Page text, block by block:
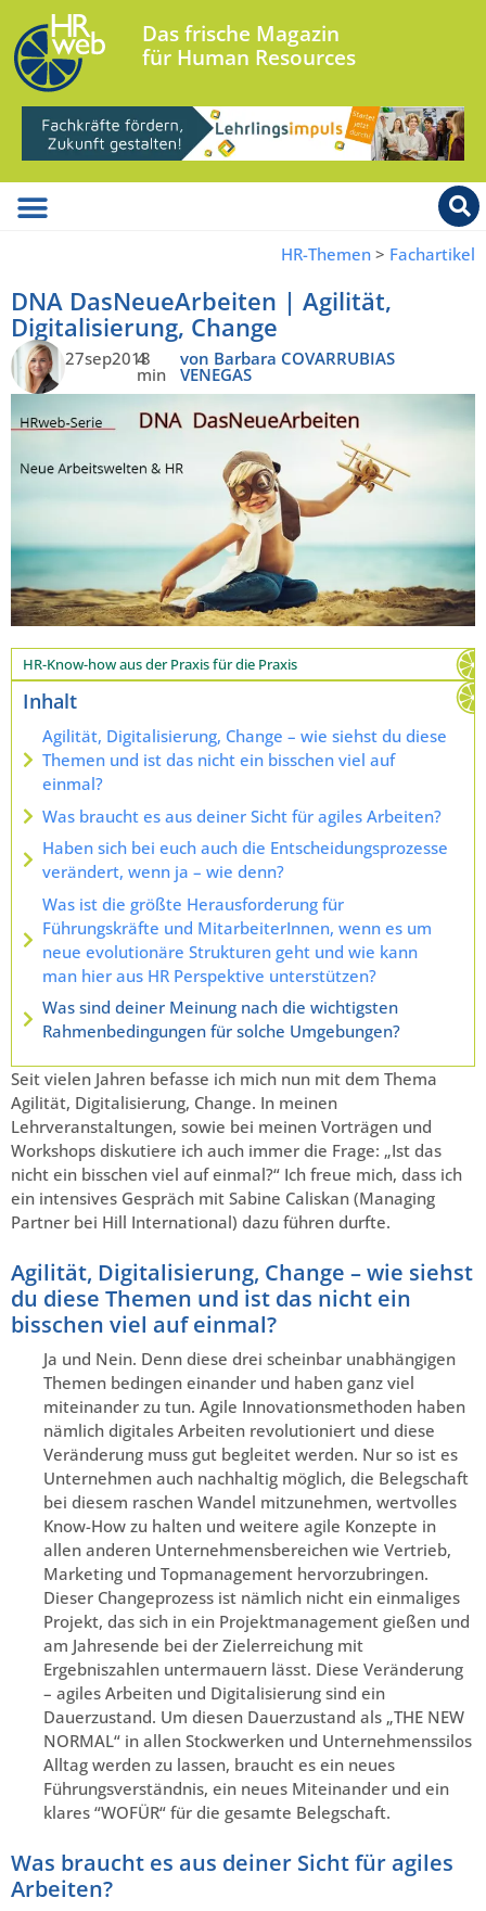
Das frische Magazin
für Human Resources
HR-Themen > Fachartikel
DNA DasNeueArbeiten | Agilität,
Digitalisierung, Change
27sep2018
4
min
von Barbara COVARRUBIAS
VENEGAS
HR-Know-how aus der Praxis für die Praxis
Inhalt
Agilität, Digitalisierung, Change – wie siehst du diese
Themen und ist das nicht ein bisschen viel auf
einmal?
Was braucht es aus deiner Sicht für agiles Arbeiten?
Haben sich bei euch auch die Entscheidungsprozesse
verändert, wenn ja – wie denn?
Was ist die größte Herausforderung für
Führungskräfte und MitarbeiterInnen, wenn es um
neue evolutionäre Strukturen geht und wie kann
man hier aus HR Perspektive unterstützen?
Was sind deiner Meinung nach die wichtigsten
Rahmenbedingungen für solche Umgebungen?
Seit vielen Jahren befasse ich mich nun mit dem Thema
Agilität, Digitalisierung, Change. In meinen
Lehrveranstaltungen, sowie bei meinen Vorträgen und
Workshops diskutiere ich auch immer die Frage: „Ist das
nicht ein bisschen viel auf einmal?“ Ich freue mich, dass ich
ein intensives Gespräch mit Sabine Caliskan (Managing
Partner bei Hill International) dazu führen durfte.
Agilität, Digitalisierung, Change – wie siehst
du diese Themen und ist das nicht ein
bisschen viel auf einmal?
Ja und Nein. Denn diese drei scheinbar unabhängigen
Themen bedingen einander und haben ganz viel
miteinander zu tun. Agile Innovationsmethoden haben
nämlich digitales Arbeiten revolutioniert und diese
Veränderung muss gut begleitet werden. Nur so ist es
Unternehmen auch nachhaltig möglich, die Belegschaft
bei diesem raschen Wandel mitzunehmen, wertvolles
Know-How zu halten und weitere agile Konzepte in
allen anderen Unternehmensbereichen wie Vertrieb,
Marketing und Topmanagement hervorzubringen.
Dieser Changeprozess ist nämlich nicht ein einmaliges
Projekt, das sich in ein Projektmanagement gießen und
am Jahresende bei der Zielerreichung mit
Ergebniszahlen untermauern lässt. Diese Veränderung
– agiles Arbeiten und Digitalisierung sind ein
Dauerzustand. Um diesen Dauerzustand als „THE NEW
NORMAL“ in allen Stockwerken und Unternehmenssilos
Alltag werden zu lassen, braucht es ein neues
Führungsverständnis, ein neues Miteinander und ein
klares “WOFÜR“ für die gesamte Belegschaft.
Was braucht es aus deiner Sicht für agiles
Arbeiten?